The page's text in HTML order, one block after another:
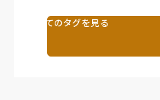
すべてのタグを見る